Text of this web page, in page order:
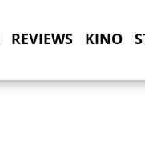
REVIEWS KINO